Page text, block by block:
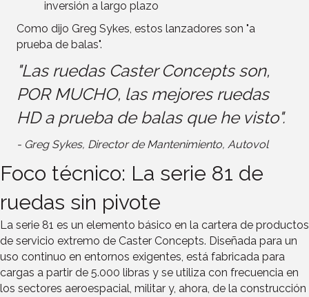
inversión a largo plazo
Como dijo Greg Sykes, estos lanzadores son "a
prueba de balas".
"Las ruedas Caster Concepts son,
POR MUCHO, las mejores ruedas
HD a prueba de balas que he visto".
- Greg Sykes, Director de Mantenimiento, Autovol
Foco técnico: La serie 81 de
ruedas sin pivote
La serie 81 es un elemento básico en la cartera de productos
de servicio extremo de Caster Concepts. Diseñada para un
uso continuo en entornos exigentes, está fabricada para
cargas a partir de 5.000 libras y se utiliza con frecuencia en
los sectores aeroespacial, militar y, ahora, de la construcción